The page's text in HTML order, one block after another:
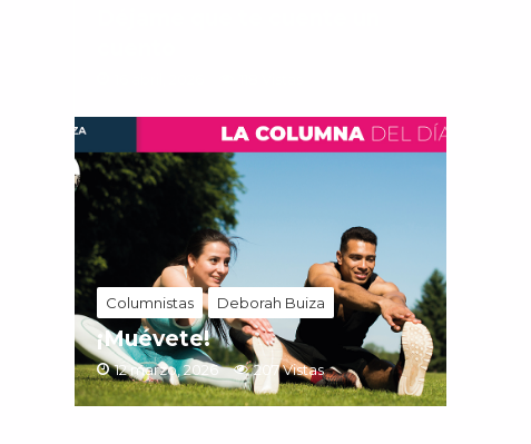
Columnistas Deborah Buiza
¡Muévete!
12 marzo, 2026 207 Vistas